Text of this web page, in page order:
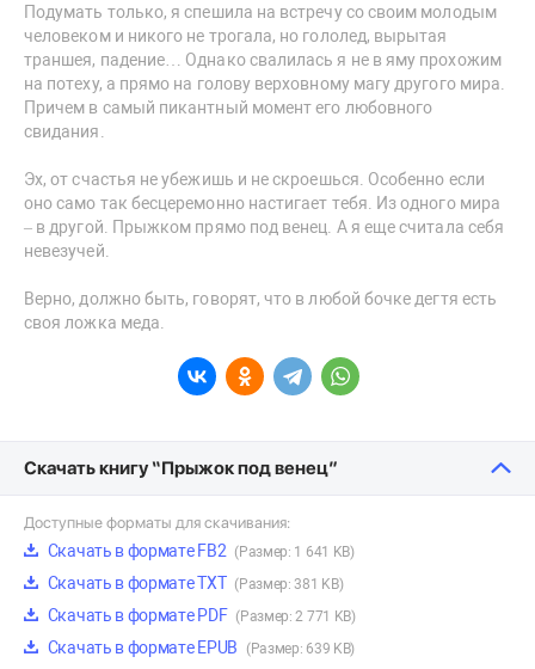
Подумать только, я спешила на встречу со своим молодым
человеком и никого не трогала, но гололед, вырытая
траншея, падение… Однако свалилась я не в яму прохожим
на потеху, а прямо на голову верховному магу другого мира.
Причем в самый пикантный момент его любовного
свидания.
Эх, от счастья не убежишь и не скроешься. Особенно если
оно само так бесцеремонно настигает тебя. Из одного мира
– в другой. Прыжком прямо под венец. А я еще считала себя
невезучей.
Верно, должно быть, говорят, что в любой бочке дегтя есть
своя ложка меда.
Скачать книгу “Прыжок под венец”
Доступные форматы для скачивания:
Скачать в формате FB2 (Размер: 1 641 KB)
Скачать в формате TXT (Размер: 381 KB)
Скачать в формате PDF (Размер: 2 771 KB)
Скачать в формате EPUB (Размер: 639 KB)